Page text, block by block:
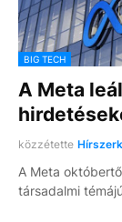
BIG TECH
A Meta
közzétette
A Meta
társadalmi